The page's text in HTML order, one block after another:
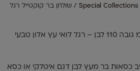
Special Collections / שולחן בר קוקטייל רגל
כסאות בר מעץ לבן דגם איטלקי או כסא